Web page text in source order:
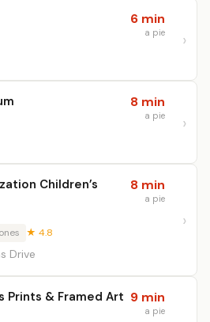
6 min
a pie
8 min
a pie
Children’s
★ 4.8
Drive
8 min
a pie
Prints & Framed Art 9 min
a pie